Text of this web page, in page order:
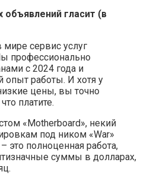
гласит (в
сервис услуг
профессионально
с 2024 года и
опыт работы. И хотя у
цены, вы точно
платите.
«Motherboard», некий
под ником «War»
это полноценная работа,
суммы в долларах,